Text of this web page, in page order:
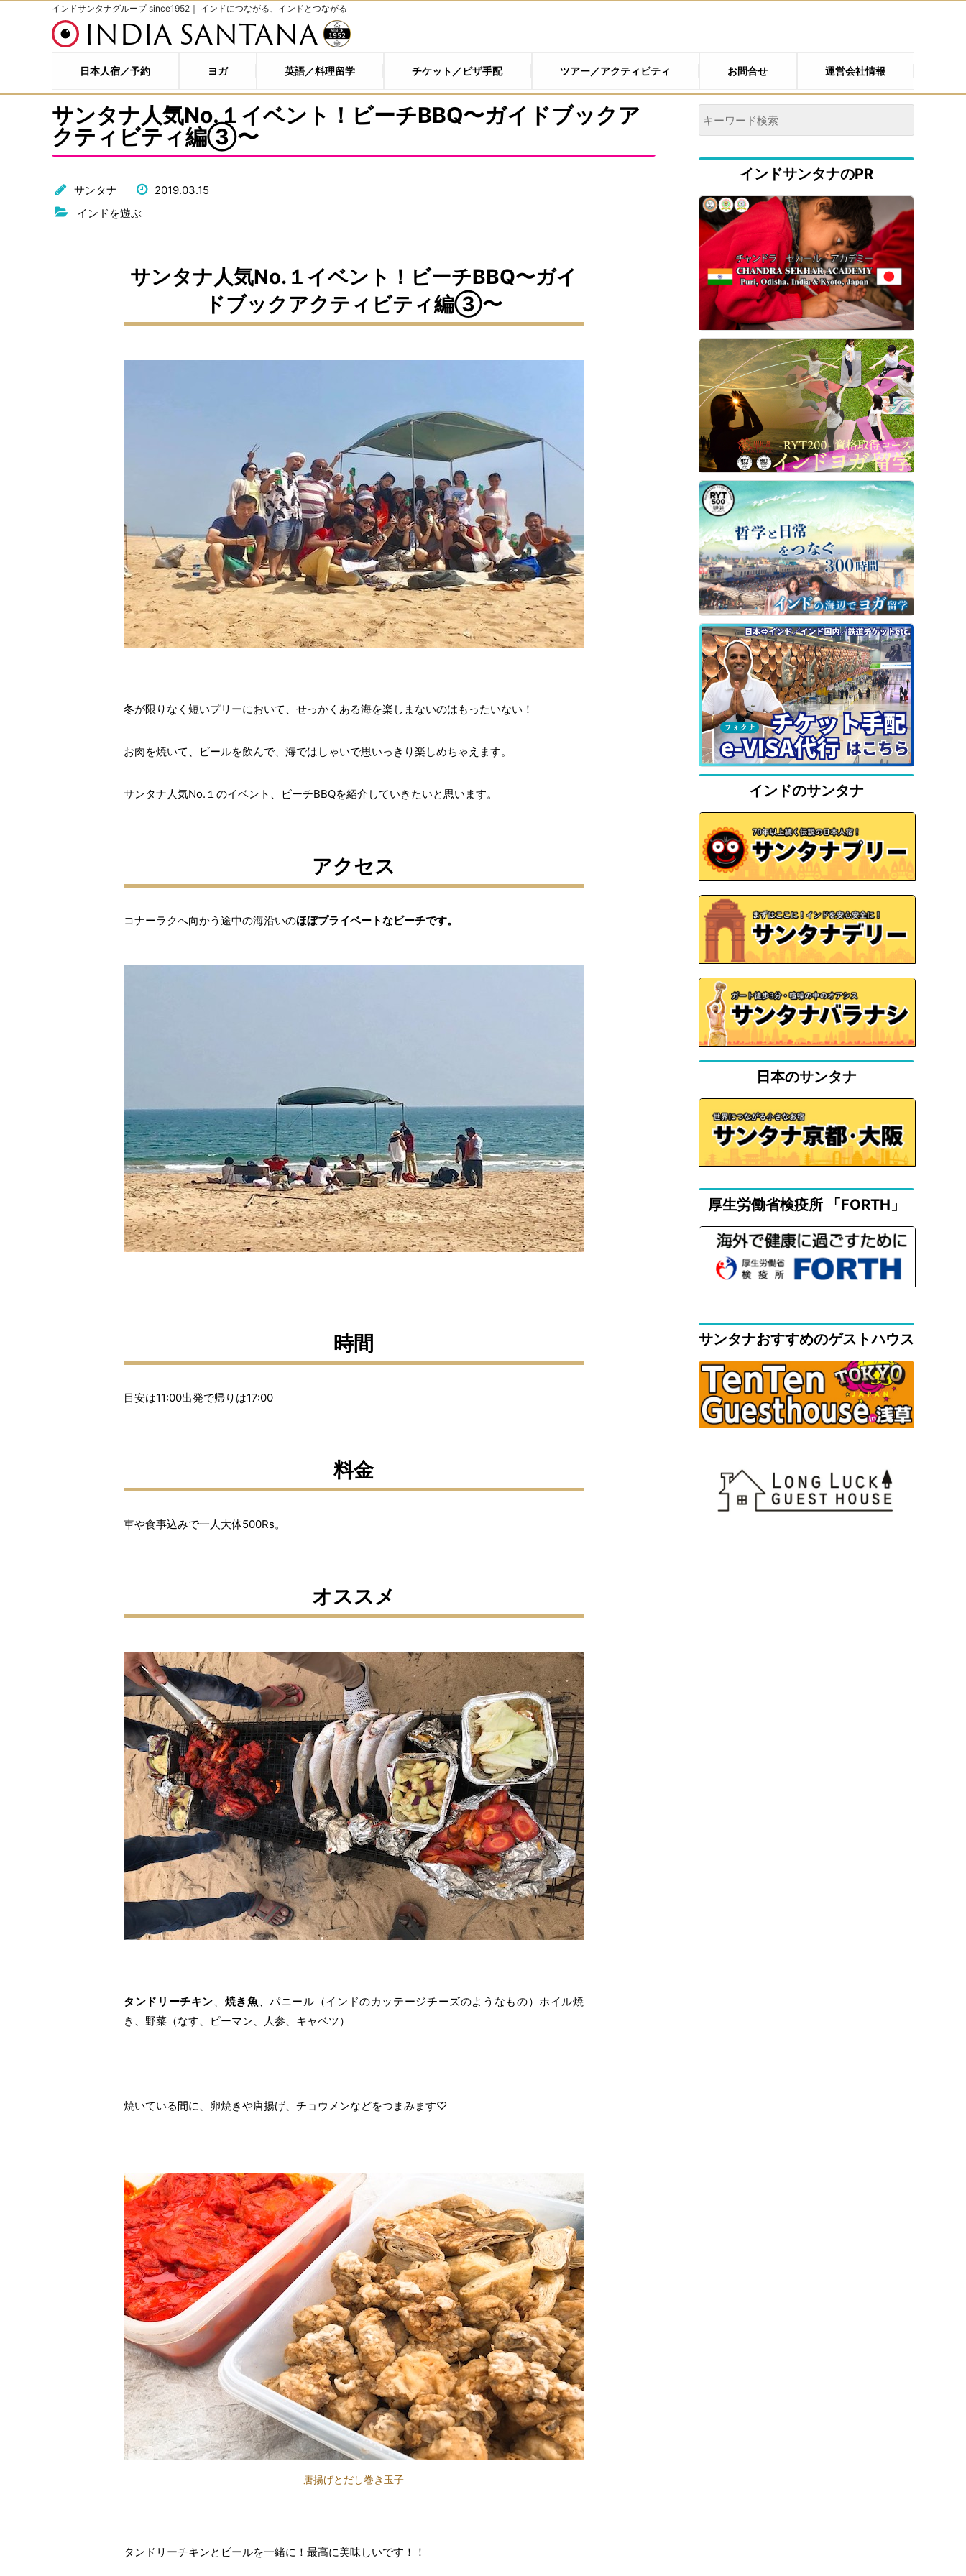
インドサンタナグループ since1952｜ インドにつながる、インドとつながる
INDIA SANTANA
日本人宿／予約 ヨガ 英語／料理留学 チケット／ビザ手配 ツアー／アクティビティ お問合せ 運営会社情報
サンタナ人気No.１イベント！ビーチBBQ〜ガイドブックア
クティビティ編③〜
サンタナ
2019.03.15
インドを遊ぶ
サンタナ人気No.１イベント！ビーチBBQ〜ガイ
ドブックアクティビティ編③〜
冬が限りなく短いプリーにおいて、せっかくある海を楽しまないのはもったいない！
お肉を焼いて、ビールを飲んで、海ではしゃいで思いっきり楽しめちゃえます。
サンタナ人気No.１のイベント、ビーチBBQを紹介していきたいと思います。
アクセス
コナーラクへ向かう途中の海沿いのほぼプライベートなビーチです。
時間
目安は11:00出発で帰りは17:00
料金
車や食事込みで一人大体500Rs。
オススメ
タンドリーチキン、 焼き魚、パニール（インドのカッテージチーズのようなもの）ホイル焼
き、野菜（なす、ピーマン、人参、キャベツ）
焼いている間に、卵焼きや唐揚げ、チョウメンなどをつまみます♡
唐揚げとだし巻き玉子
タンドリーチキンとビールを一緒に！最高に美味しいです！！
インドサンタナのPR
インドのサンタナ
日本のサンタナ
厚生労働省検疫所 「FORTH」
サンタナおすすめのゲストハウス